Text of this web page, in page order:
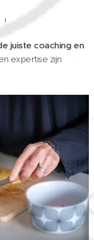
juiste coaching en
expertise zijn 😊.